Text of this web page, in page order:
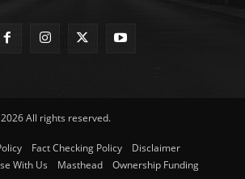
All rights reserved.
Fact Checking Policy
Disclaimer
With Us Masthead
Ownership Funding